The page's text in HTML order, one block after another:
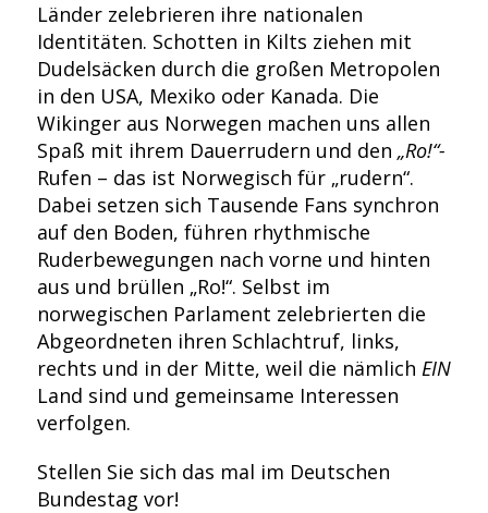
Länder zelebrieren ihre nationalen
Identitäten. Schotten in Kilts ziehen mit
Dudelsäcken durch die großen Metropolen
in den USA, Mexiko oder Kanada. Die
Wikinger aus Norwegen machen uns allen
Spaß mit ihrem Dauerrudern und den „Ro!“-
Rufen – das ist Norwegisch für „rudern“.
Dabei setzen sich Tausende Fans synchron
auf den Boden, führen rhythmische
Ruderbewegungen nach vorne und hinten
aus und brüllen „Ro!“. Selbst im
norwegischen Parlament zelebrierten die
Abgeordneten ihren Schlachtruf, links,
rechts und in der Mitte, weil die nämlich EIN
Land sind und gemeinsame Interessen
verfolgen.
Stellen Sie sich das mal im Deutschen
Bundestag vor!